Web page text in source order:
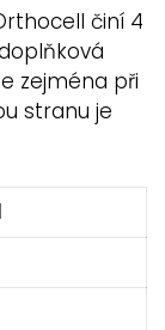
činí 4
zejména při
stranu je